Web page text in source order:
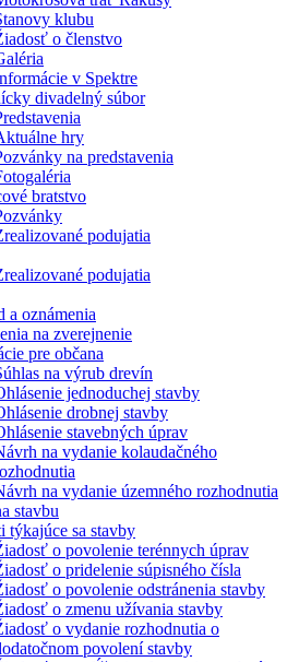
klubu
o členstvo
v Spektre
divadelný súbor
hry
na predstavenia
bratstvo
podujatia
podujatia
a oznámenia
na zverejnenie
pre občana
na výrub drevín
jednoduchej stavby
drobnej stavby
stavebných úprav
na vydanie kolaudačného
na vydanie územného rozhodnutia
stavbu
týkajúce sa stavby
o povolenie terénnych úprav
o pridelenie súpisného čísla
o povolenie odstránenia stavby
o zmenu užívania stavby
o vydanie rozhodnutia o
povolení stavby